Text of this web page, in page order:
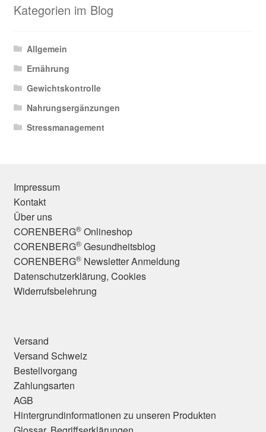
Kategorien im Blog
Allgemein
Ernährung
Gewichtskontrolle
Nahrungsergänzungen
Stressmanagement
Impressum
Kontakt
Über uns
CORENBERG®Onlineshop
CORENBERG®Gesundheitsblog
CORENBERG®Newsletter Anmeldung
Datenschutzerklärung, Cookies
Widerrufsbelehrung
Versand
Versand Schweiz
Bestellvorgang
Zahlungsarten
AGB
Hintergrundinformationen zu unseren Produkten